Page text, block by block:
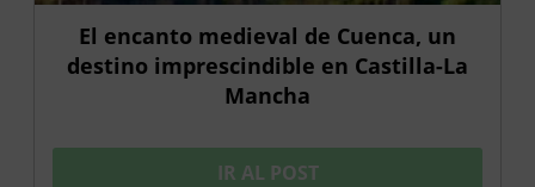
El encanto medieval de Cuenca, un
destino imprescindible en Castilla-La
Mancha
IR AL POST